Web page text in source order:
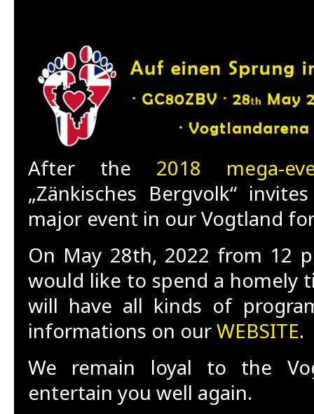
After the 2018 mega-
„Zänkisches Bergvolk“
major event in our Vogtland
On May 28th, 2022 from 12
would like to spend a homely
will have all kinds of
informations on ourWEBSITE.
We remain loyal to the
entertain you well again.